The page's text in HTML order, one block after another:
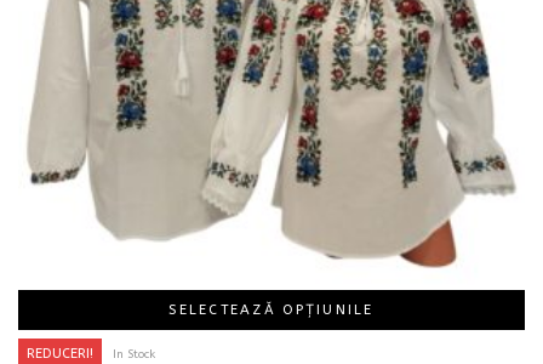
SELECTEAZĂ OPȚIUNILE
REDUCERI! In Stock